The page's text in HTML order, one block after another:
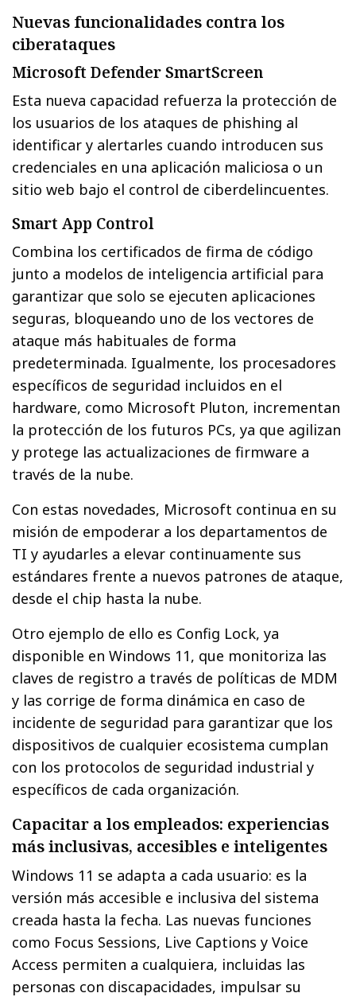
Nuevas funcionalidades contra los
ciberataques
Microsoft Defender SmartScreen
Esta nueva capacidad refuerza la protección de
los usuarios de los ataques de phishing al
identificar y alertarles cuando introducen sus
credenciales en una aplicación maliciosa o un
sitio web bajo el control de ciberdelincuentes.
Smart App Control
Combina los certificados de firma de código
junto a modelos de inteligencia artificial para
garantizar que solo se ejecuten aplicaciones
seguras, bloqueando uno de los vectores de
ataque más habituales de forma
predeterminada. Igualmente, los procesadores
específicos de seguridad incluidos en el
hardware, como Microsoft Pluton, incrementan
la protección de los futuros PCs, ya que agilizan
y protege las actualizaciones de firmware a
través de la nube.
Con estas novedades, Microsoft continua en su
misión de empoderar a los departamentos de
TI y ayudarles a elevar continuamente sus
estándares frente a nuevos patrones de ataque,
desde el chip hasta la nube.
Otro ejemplo de ello es Config Lock, ya
disponible en Windows 11, que monitoriza las
claves de registro a través de políticas de MDM
y las corrige de forma dinámica en caso de
incidente de seguridad para garantizar que los
dispositivos de cualquier ecosistema cumplan
con los protocolos de seguridad industrial y
específicos de cada organización.
Capacitar a los empleados: experiencias
más inclusivas, accesibles e inteligentes
Windows 11 se adapta a cada usuario: es la
versión más accesible e inclusiva del sistema
creada hasta la fecha. Las nuevas funciones
como Focus Sessions, Live Captions y Voice
Access permiten a cualquiera, incluidas las
personas con discapacidades, impulsar su